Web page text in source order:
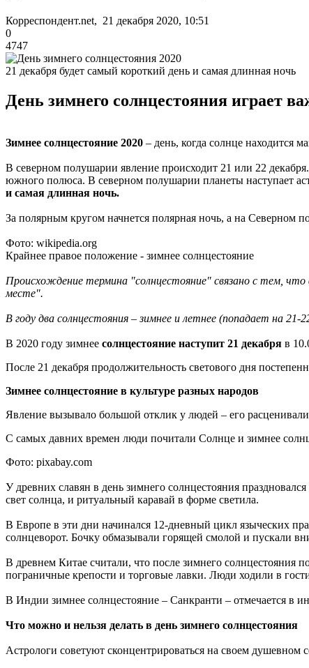
Корреспондент.net, 21 декабря 2020, 10:51
0
4747
21 декабря будет самый короткий день и самая длинная ночь
День зимнего солнцестояния играет
Зимнее солнцестояние 2020 – день, когда солнце находится
В северном полушарии явление происходит 21 или 22
южного полюса. В северном полушарии планеты наступает
и самая длинная ночь.
За полярным кругом начнется полярная ночь, а на Северном
Фото: wikipedia.org
Крайнее правое положение - зимнее солнцестояние
Происхождение термина "солнцестояние" связано с тем, что
месте".
В году два солнцестояния – зимнее и летнее (попадает на 21-
В 2020 году зимнее солнцестояние наступит 21 декабря в
После 21 декабря продолжительность светового дня
Зимнее солнцестояние в культуре разных народов
Явление вызывало большой отклик у людей – его
С самых давних времен люди почитали Солнце и зимнее
Фото: pixabay.com
У древних славян в день зимнего солнцестояния
свет солнца, и ритуальный каравай в форме светила.
В Европе в эти дни начинался 12-дневный цикл языческих
cолнцеворот. Бочку обмазывали горящей смолой и пускали
В древнем Китае считали, что после зимнего солнцестояния
пограничные крепости и торговые лавки. Люди ходили в
В Индии зимнее солнцестояние – Санкранти – отмечается в
Что можно и нельзя делать в день зимнего солнцестояния
Астрологи советуют сконцентрироваться на своем душевном